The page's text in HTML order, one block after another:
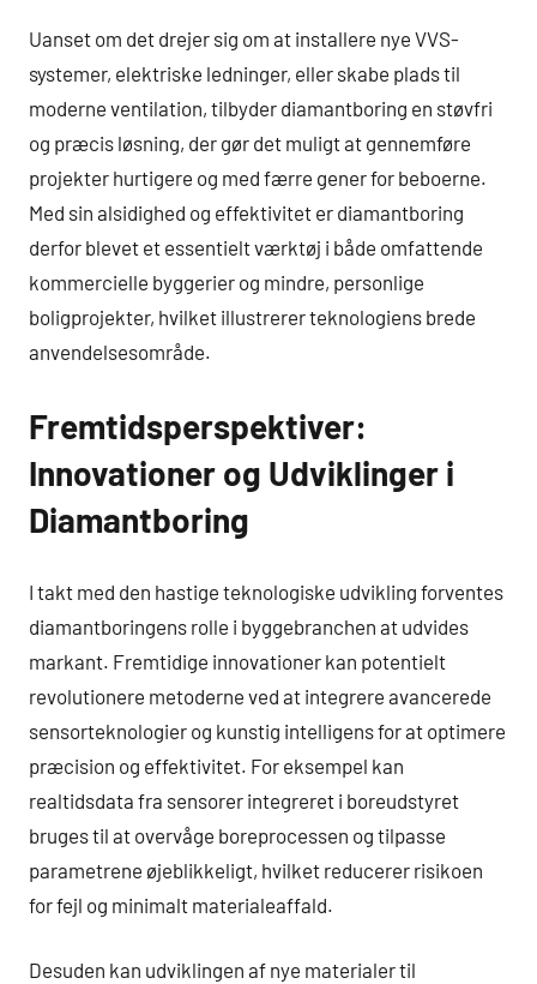
Uanset om det drejer sig om at installere nye VVS-
systemer, elektriske ledninger, eller skabe plads til
moderne ventilation, tilbyder diamantboring en støvfri
og præcis løsning, der gør det muligt at gennemføre
projekter hurtigere og med færre gener for beboerne.
Med sin alsidighed og effektivitet er diamantboring
derfor blevet et essentielt værktøj i både omfattende
kommercielle byggerier og mindre, personlige
boligprojekter, hvilket illustrerer teknologiens brede
anvendelsesområde.
Fremtidsperspektiver:
Innovationer og Udviklinger i
Diamantboring
I takt med den hastige teknologiske udvikling forventes
diamantboringens rolle i byggebranchen at udvides
markant. Fremtidige innovationer kan potentielt
revolutionere metoderne ved at integrere avancerede
sensorteknologier og kunstig intelligens for at optimere
præcision og effektivitet. For eksempel kan
realtidsdata fra sensorer integreret i boreudstyret
bruges til at overvåge boreprocessen og tilpasse
parametrene øjeblikkeligt, hvilket reducerer risikoen
for fejl og minimalt materialeaffald.
Desuden kan udviklingen af nye materialer til